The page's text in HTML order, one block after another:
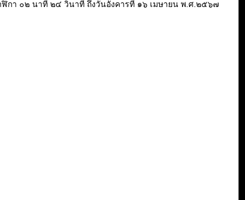
กา ๐๒ นาที ๒๔ วินาที ถึงวันอังคารที่ ๑๖ เมษายน พ.ศ.๒๕๖๗